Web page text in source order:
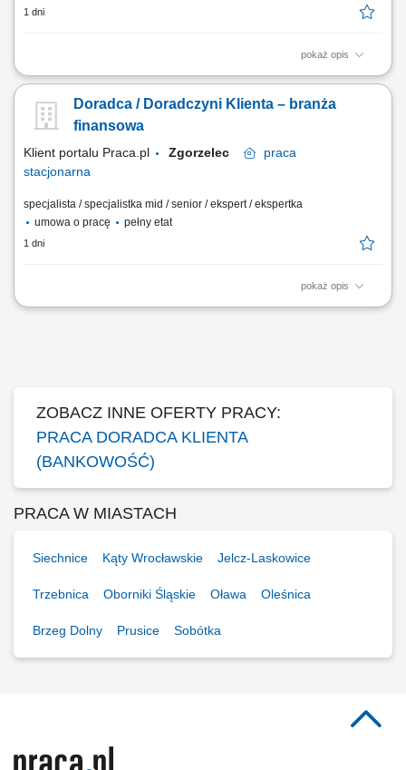
1 dni
pokaż opis
obsługa klientów; utrzymywanie dobrych relacji z klientami; realizacja
firm;
Doradca / Doradczyni Klienta – branża
finansowa
Klient portalu Praca.pl Zgorzelec
praca
stacjonarna
specjalista / specjalistka mid / senior / ekspert / ekspertka
umowa o pracę
pełny etat
1 dni
pokaż opis
Aktywne pozyskiwanie klientów i budowanie z nimi długofalowych
ZOBACZ INNE OFERTY PRACY:
PRACA DORADCA KLIENTA
(BANKOWOŚĆ)
PRACA W MIASTACH
Siechnice Kąty Wrocławskie Jelcz-Laskowice
Trzebnica Oborniki Śląskie Oława Oleśnica
Brzeg Dolny Prusice Sobótka